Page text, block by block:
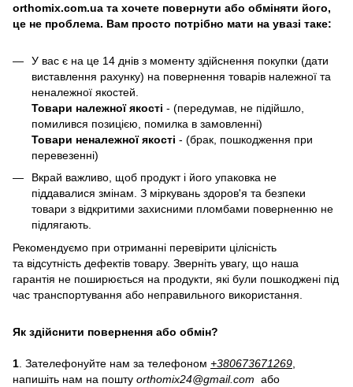
orthomix.com.ua та хочете повернути або обміняти його,
це не проблема. Вам просто потрібно мати на увазі таке:
У вас є на це 14 днів з моменту здійснення покупки (дати
виставлення рахунку) на повернення товарів належної та
неналежної якостей.
Товари належної якості - (передумав, не підійшло,
помилився позицією, помилка в замовленні)
Товари неналежної якості - (брак, пошкодження при
перевезенні)
Вкрай важливо, щоб продукт і його упаковка не
піддавалися змінам. З міркувань здоров'я та безпеки
товари з відкритими захисними пломбами поверненню не
підлягають.
Рекомендуємо при отриманні перевірити цілісність
та відсутність дефектів товару. Зверніть увагу, що наша
гарантія не поширюється на продукти, які були пошкоджені під
час транспортування або неправильного використання.
Як здійснити повернення або обмін?
1 . Зателефонуйте нам за телефоном +380673671269
напишіть нам на пошту orthomix24@gmail.com або